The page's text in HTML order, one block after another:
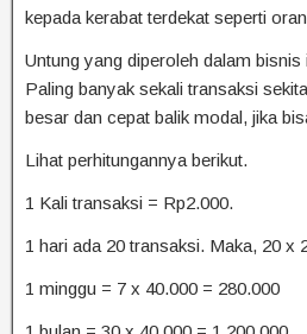
kepada kerabat terdekat seperti
Untung yang diperoleh dalam
Paling banyak sekali transaksi
besar dan cepat balik modal, jika
Lihat perhitungannya berikut.
1 Kali transaksi = Rp2.000.
1 hari ada 20 transaksi. Maka, 20 x
1 minggu = 7 x 40.000 = 280.000